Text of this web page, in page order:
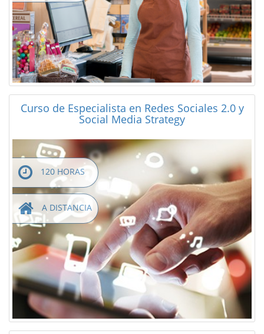
Curso de Especialista en Redes Sociales 2.0 y
Social Media Strategy
120 HORAS
A DISTANCIA